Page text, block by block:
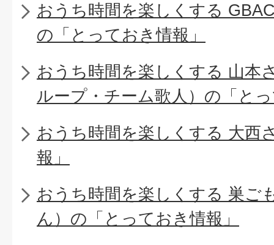
おうち時間を楽しくする
の「とっておき情報」
おうち時間を楽しくする 山本
ループ・チーム歌人）の「と
おうち時間を楽しくする 大西
報」
おうち時間を楽しくする 巣ご
ん）の「とっておき情報」